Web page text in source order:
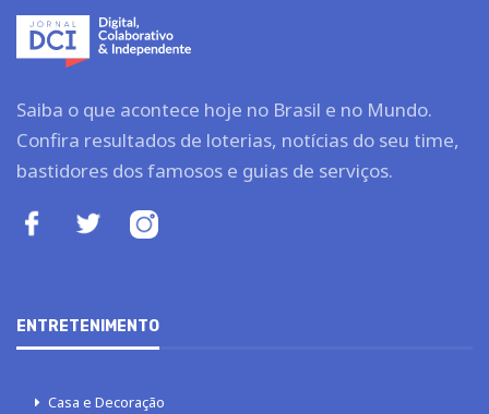
Saiba o que acontece hoje no Brasil e no Mundo.
Confira resultados de loterias, notícias do seu time,
bastidores dos famosos e guias de serviços.
ENTRETENIMENTO
Casa e Decoração